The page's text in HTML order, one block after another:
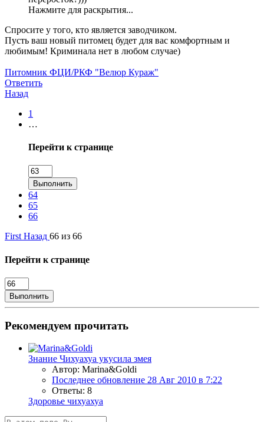
Нажмите для раскрытия...
Спросите у того, кто является заводчиком.
Пусть ваш новый питомец будет для вас комфортным и
любимым! Криминала нет в любом случае)
Питомник ФЦИ/РКФ "Велюр Кураж"
Ответить
Назад
1
…
Перейти к странице
Выполнить
64
65
66
First Назад 66 из 66
Перейти к странице
Выполнить
Рекомендуем прочитать
Знание Чихуахуа укусила змея
Автор: Marina&Goldi
Последнее обновление 28 Авг 2010 в 7:22
Ответы: 8
Здоровье чихуахуа